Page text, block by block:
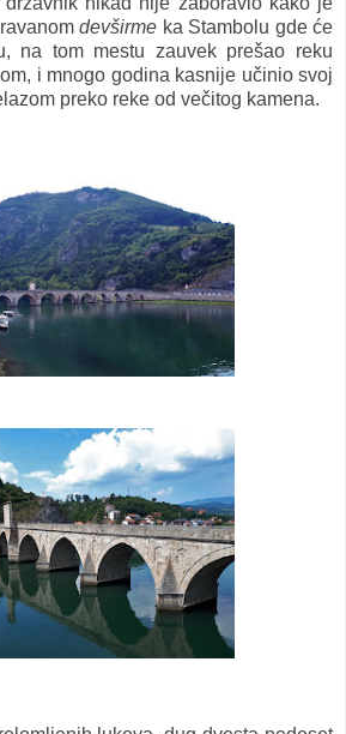
devširme ka Stambolu gde će
na tom mestu zauvek prešao reku
i mnogo godina kasnije učinio svoj
preko reke od večitog kamena.